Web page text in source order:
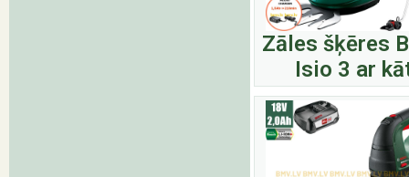
Zāles šķēres
Isio 3 ar